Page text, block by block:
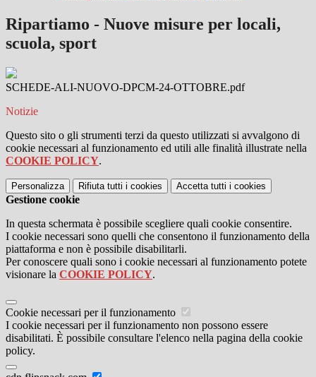
Ripartiamo - Nuove misure per locali,
scuola, sport
SCHEDE-ALI-NUOVO-DPCM-24-OTTOBRE.pdf
Notizie
Questo sito o gli strumenti terzi da questo utilizzati si avvalgono di
cookie necessari al funzionamento ed utili alle finalità illustrate nella
COOKIE POLICY.
Personalizza Rifiuta tutti i cookies Accetta tutti i cookies
Gestione cookie
In questa schermata è possibile scegliere quali cookie consentire.
I cookie necessari sono quelli che consentono il funzionamento della
piattaforma e non è possibile disabilitarli.
Per conoscere quali sono i cookie necessari al funzionamento potete
visionare la COOKIE POLICY.
Cookie necessari per il funzionamento
I cookie necessari per il funzionamento non possono essere
disabilitati. È possibile consultare l'elenco nella pagina della cookie
policy.